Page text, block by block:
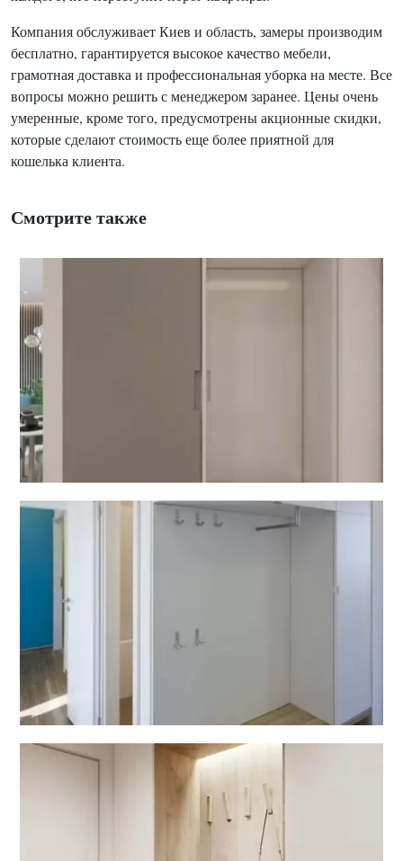
Компания обслуживает Киев и область, замеры производим
бесплатно, гарантируется высокое качество мебели,
грамотная доставка и профессиональная уборка на месте. Все
вопросы можно решить с менеджером заранее. Цены очень
умеренные, кроме того, предусмотрены акционные скидки,
которые сделают стоимость еще более приятной для
кошелька клиента.
Смотрите также